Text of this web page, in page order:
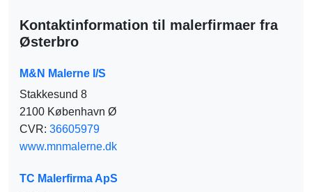
Kontaktinformation til malerfirmaer fra
Østerbro
M&N Malerne I/S
Stakkesund 8
2100 København Ø
CVR: 36605979
www.mnmalerne.dk
TC Malerfirma ApS